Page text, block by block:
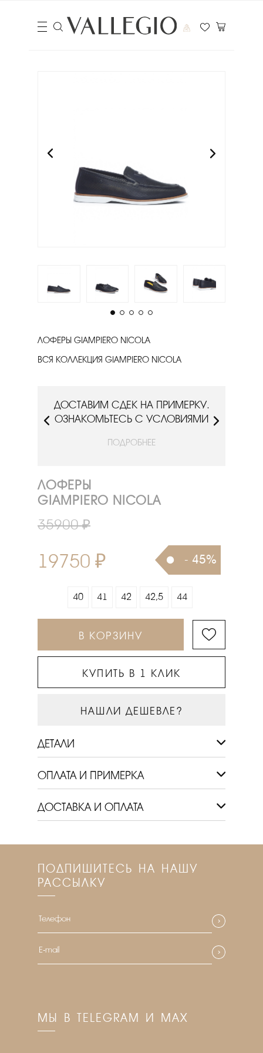
ЛОФЕРЫ GIAMPIERO NICOLA
ВСЯ КОЛЛЕКЦИЯ GIAMPIERO NICOLA
ДОСТАВИМ СДЕК НА ПРИМЕРКУ.
ОЗНАКОМЬТЕСЬ С УСЛОВИЯМИ
ПОДРОБНЕЕ
ЛОФЕРЫ
GIAMPIERO NICOLA
35900 ₽
19750 ₽ - 45%
40 41 42 42,5 44
В КОРЗИНУ
КУПИТЬ В 1 КЛИК
НАШЛИ ДЕШЕВЛЕ?
ДЕТАЛИ
ОПЛАТА И ПРИМЕРКА
ДОСТАВКА И ОПЛАТА
ПОДПИШИТЕСЬ НА НАШУ
РАССЫЛКУ
МЫ В TELEGRAM И MAX